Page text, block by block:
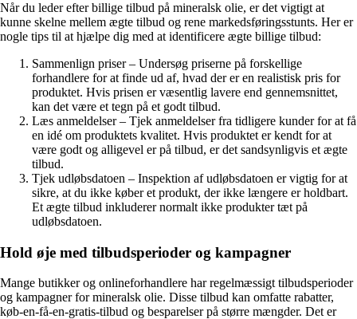
Når du leder efter billige tilbud på mineralsk olie, er det vigtigt at
kunne skelne mellem ægte tilbud og rene markedsføringsstunts. Her er
nogle tips til at hjælpe dig med at identificere ægte billige tilbud:
Sammenlign priser – Undersøg priserne på forskellige
forhandlere for at finde ud af, hvad der er en realistisk pris for
produktet. Hvis prisen er væsentlig lavere end gennemsnittet,
kan det være et tegn på et godt tilbud.
Læs anmeldelser – Tjek anmeldelser fra tidligere kunder for at få
en idé om produktets kvalitet. Hvis produktet er kendt for at
være godt og alligevel er på tilbud, er det sandsynligvis et ægte
tilbud.
Tjek udløbsdatoen – Inspektion af udløbsdatoen er vigtig for at
sikre, at du ikke køber et produkt, der ikke længere er holdbart.
Et ægte tilbud inkluderer normalt ikke produkter tæt på
udløbsdatoen.
Hold øje med tilbudsperioder og kampagner
Mange butikker og onlineforhandlere har regelmæssigt tilbudsperioder
og kampagner for mineralsk olie. Disse tilbud kan omfatte rabatter,
køb-en-få-en-gratis-tilbud og besparelser på større mængder. Det er